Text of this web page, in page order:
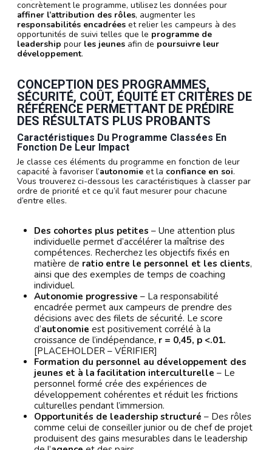
concrètement le programme, utilisez les données pour
affiner l’attribution des rôles, augmenter les
responsabilités encadrées et relier les campeurs à des
opportunités de suivi telles que le programme de
leadership pour les jeunes afin de poursuivre leur
développement.
CONCEPTION DES PROGRAMMES,
SÉCURITÉ, COÛT, ÉQUITÉ ET CRITÈRES DE
RÉFÉRENCE PERMETTANT DE PRÉDIRE
DES RÉSULTATS PLUS PROBANTS
Caractéristiques Du Programme Classées En
Fonction De Leur Impact
Je classe ces éléments du programme en fonction de leur
capacité à favoriser l’autonomie et la confiance en soi.
Vous trouverez ci-dessous les caractéristiques à classer par
ordre de priorité et ce qu’il faut mesurer pour chacune
d’entre elles.
Des cohortes plus petites – Une attention plus
individuelle permet d’accélérer la maîtrise des
compétences. Recherchez les objectifs fixés en
matière de ratio entre le personnel et les clients,
ainsi que des exemples de temps de coaching
individuel.
Autonomie progressive – La responsabilité
encadrée permet aux campeurs de prendre des
décisions avec des filets de sécurité. Le score
d’autonomie est positivement corrélé à la
croissance de l’indépendance, r = 0,45, p <.01.
[PLACEHOLDER – VÉRIFIER]
Formation du personnel au développement des
jeunes et à la facilitation interculturelle – Le
personnel formé crée des expériences de
développement cohérentes et réduit les frictions
culturelles pendant l’immersion.
Opportunités de leadership structuré – Des rôles
comme celui de conseiller junior ou de chef de projet
produisent des gains mesurables dans le leadership